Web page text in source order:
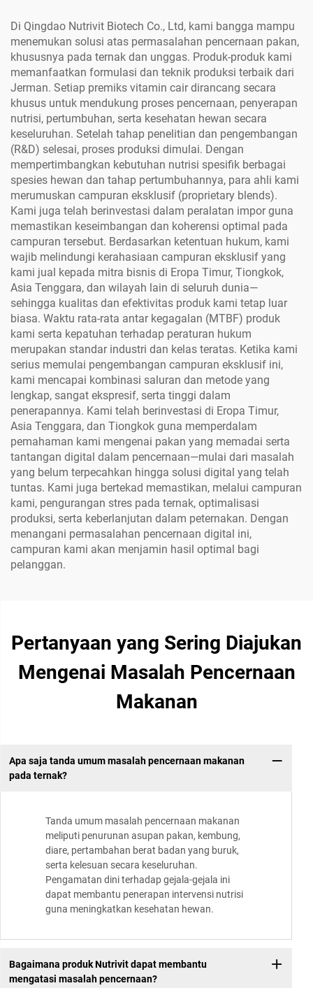
Di Qingdao Nutrivit Biotech Co., Ltd, kami bangga mampu
menemukan solusi atas permasalahan pencernaan pakan,
khususnya pada ternak dan unggas. Produk-produk kami
memanfaatkan formulasi dan teknik produksi terbaik dari
Jerman. Setiap premiks vitamin cair dirancang secara
khusus untuk mendukung proses pencernaan, penyerapan
nutrisi, pertumbuhan, serta kesehatan hewan secara
keseluruhan. Setelah tahap penelitian dan pengembangan
(R&D) selesai, proses produksi dimulai. Dengan
mempertimbangkan kebutuhan nutrisi spesifik berbagai
spesies hewan dan tahap pertumbuhannya, para ahli kami
merumuskan campuran eksklusif (proprietary blends).
Kami juga telah berinvestasi dalam peralatan impor guna
memastikan keseimbangan dan koherensi optimal pada
campuran tersebut. Berdasarkan ketentuan hukum, kami
wajib melindungi kerahasiaan campuran eksklusif yang
kami jual kepada mitra bisnis di Eropa Timur, Tiongkok,
Asia Tenggara, dan wilayah lain di seluruh dunia—
sehingga kualitas dan efektivitas produk kami tetap luar
biasa. Waktu rata-rata antar kegagalan (MTBF) produk
kami serta kepatuhan terhadap peraturan hukum
merupakan standar industri dan kelas teratas. Ketika kami
serius memulai pengembangan campuran eksklusif ini,
kami mencapai kombinasi saluran dan metode yang
lengkap, sangat ekspresif, serta tinggi dalam
penerapannya. Kami telah berinvestasi di Eropa Timur,
Asia Tenggara, dan Tiongkok guna memperdalam
pemahaman kami mengenai pakan yang memadai serta
tantangan digital dalam pencernaan—mulai dari masalah
yang belum terpecahkan hingga solusi digital yang telah
tuntas. Kami juga bertekad memastikan, melalui campuran
kami, pengurangan stres pada ternak, optimalisasi
produksi, serta keberlanjutan dalam peternakan. Dengan
menangani permasalahan pencernaan digital ini,
campuran kami akan menjamin hasil optimal bagi
pelanggan.
Pertanyaan yang Sering Diajukan
Mengenai Masalah Pencernaan
Makanan
Apa saja tanda umum masalah pencernaan makanan
pada ternak?
Tanda umum masalah pencernaan makanan
meliputi penurunan asupan pakan, kembung,
diare, pertambahan berat badan yang buruk,
serta kelesuan secara keseluruhan.
Pengamatan dini terhadap gejala-gejala ini
dapat membantu penerapan intervensi nutrisi
guna meningkatkan kesehatan hewan.
Bagaimana produk Nutrivit dapat membantu
mengatasi masalah pencernaan?